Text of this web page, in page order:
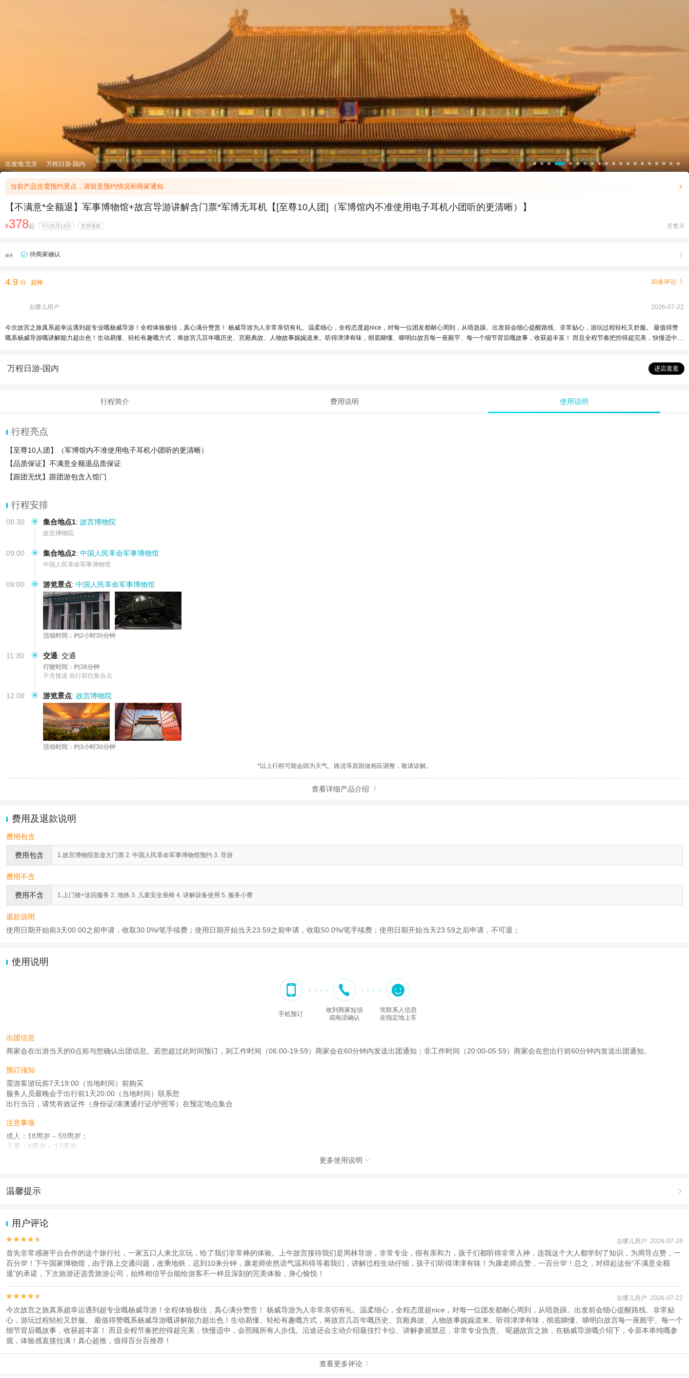
出发地:北京 万程日游-国内
当前产品含需预约景点，请留意预约情况和商家通知 
【不满意*全额退】军事博物馆+故宫导游讲解含门票*军博无耳机【[至尊10人团]（军博馆内不准使用电子耳机小团听的更清晰）】
¥378起 可订8月13日 支持退款 月售:0
服务 待商家确认 
4.9 分 超棒 30条评论 
去哪儿用户 2026-07-22
今次故宫之旅真系超幸运遇到超专业嘅杨威导游！全程体验极佳，真心满分赞赏！ 杨威导游为人非常亲切有礼、温柔细心，全程态度超nice，对每一位团友都耐心周到，从唔急躁。出发前会细心提醒路线、非常贴心，游玩过程轻松又舒服。 最值得赞
嘅系杨威导游嘅讲解能力超出色！生动易懂、轻松有趣嘅方式，将故宫几百年嘅历史、宫殿典故、人物故事娓娓道来。听得津津有味，彻底睇懂、睇明白故宫每一座殿宇、每一个细节背后嘅故事，收获超丰富！ 而且全程节奏把控得超完美，快慢适中，
万程日游-国内 进店逛逛
行程简介 费用说明 使用说明
行程亮点
【至尊10人团】（军博馆内不准使用电子耳机小团听的更清晰）
【品质保证】不满意全额退品质保证
【跟团无忧】跟团游包含入馆门
行程安排
08:30 集合地点1: 故宫博物院
故宫博物院
09:00 集合地点2: 中国人民革命军事博物馆
中国人民革命军事博物馆
09:00 游览景点: 中国人民革命军事博物馆
活动时间：约2小时30分钟
11:30 交通: 交通
行驶时间：约38分钟
不含接送 自行前往集合点
12:08 游览景点: 故宫博物院
活动时间：约3小时30分钟
*以上行程可能会因为天气、路况等原因做相应调整，敬请谅解。
查看详细产品介绍 
费用及退款说明
费用包含
费用包含 1.故宫博物院首道大门票 2. 中国人民革命军事博物馆预约 3. 导游
费用不含
费用不含 1.上门接+送回服务 2. 地铁 3. 儿童安全座椅 4. 讲解设备使用 5. 服务小费
退款说明
使用日期开始前3天00:00之前申请，收取30.0%/笔手续费；使用日期开始当天23:59之前申请，收取50.0%/笔手续费；使用日期开始当天23:59之后申请，不可退；
使用说明
手机预订
收到商家短信
或电话确认
凭联系人信息
在指定地上车
出团信息
商家会在出游当天的0点前与您确认出团信息。若您超过此时间预订，则工作时间（06:00-19:59）商家会在60分钟内发送出团通知；非工作时间（20:00-05:59）商家会在您出行前60分钟内发送出团通知。
预订须知
需游客游玩前7天19:00（当地时间）前购买
服务人员最晚会于出行前1天20:00（当地时间）联系您
出行当日，请凭有效证件（身份证/港澳通行证/护照等）在预定地点集合
注意事项
成人：18周岁 – 59周岁；
儿童：4周岁 – 17周岁；
本产品由青岛驿路同行国际旅行社有限公司代理招徕，委托社为荣烁国际旅游(北京)有限公司，具体的旅游服务和操作由委托社及其有资质的地接社提供
更多使用说明 
温馨提示 
2.为普及旅游安全知识及旅游文明公约，使您的旅程顺利圆满完成，特制定
用户评论

 去哪儿用户 2026-07-28
首先非常感谢平台合作的这个旅行社，一家五口人来北京玩，给了我们非常棒的体验。上午故宫接待我们是周林导游，非常专业，很有亲和力，孩子们都听得非常入神，连我这个大人都学到了知识，为周导点赞，一
百分💯！下午国家博物馆，由于路上交通问题，改乘地铁，迟到10来分钟，康老师依然语气温和得等着我们，讲解过程生动仔细，孩子们听得津津有味！为康老师点赞，一百分💯！总之，对得起这份“不满意全额
退”的承诺，下次旅游还选贵旅游公司，始终相信平台能给游客不一样且深刻的完美体验，身心愉悦！

 去哪儿用户 2026-07-22
今次故宫之旅真系超幸运遇到超专业嘅杨威导游！全程体验极佳，真心满分赞赏！ 杨威导游为人非常亲切有礼、温柔细心，全程态度超nice，对每一位团友都耐心周到，从唔急躁。出发前会细心提醒路线、非常贴
心，游玩过程轻松又舒服。 最值得赞嘅系杨威导游嘅讲解能力超出色！生动易懂、轻松有趣嘅方式，将故宫几百年嘅历史、宫殿典故、人物故事娓娓道来。听得津津有味，彻底睇懂、睇明白故宫每一座殿宇、每一个
细节背后嘅故事，收获超丰富！ 而且全程节奏把控得超完美，快慢适中，会照顾所有人步伐。沿途还会主动介绍最佳打卡位、讲解参观禁忌，非常专业负责。 呢趟故宫之旅，在杨威导游嘅介绍下，令原本单纯嘅参
观，体验感直接拉满！真心超推，值得百分百推荐！
查看更多评论 